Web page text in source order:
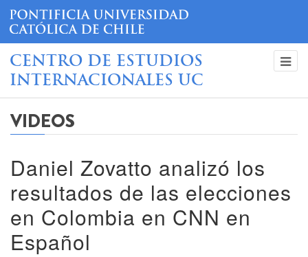
CENTRO DE ESTUDIOS
INTERNACIONALES UC
VIDEOS
Daniel Zovatto analizó los
resultados de las elecciones
en Colombia en CNN en
Español